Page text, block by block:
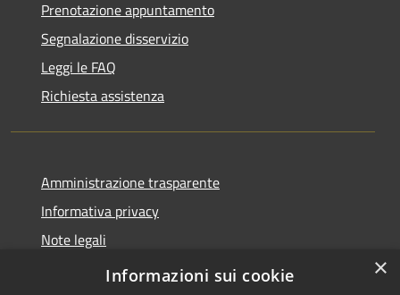
Prenotazione appuntamento
Segnalazione disservizio
Leggi le FAQ
Richiesta assistenza
Amministrazione trasparente
Informativa privacy
Note legali
Dichiarazione di accessibilità 2025
×
Informazioni sui cookie